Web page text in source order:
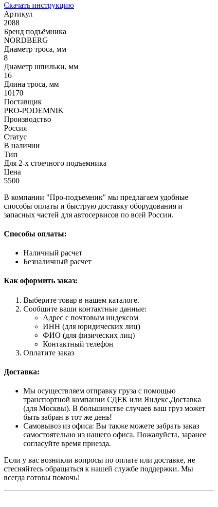
Скачать инструкцию
Артикул
2088
Бренд подъёмника
NORDBERG
Диаметр троса, мм
8
Диаметр шпильки, мм
16
Длина троса, мм
10170
Поставщик
PRO-PODEMNIK
Производство
Россия
Статус
В наличии
Тип
Для 2-х стоечного подъемника
Цена
5500
В компании "Про-подъемник" мы предлагаем удобные
способы оплаты и быструю доставку оборудования и
запасных частей для автосервисов по всей России.
Способы оплаты:
Наличный расчет
Безналичный расчет
Как оформить заказ:
Выберите товар в нашем каталоге.
Сообщите ваши контактные данные:
Адрес с почтовым индексом
ИНН (для юридических лиц)
ФИО (для физических лиц)
Контактный телефон
Оплатите заказ
Доставка:
Мы осуществляем отправку груза с помощью
транспортной компании СДЕК или Яндекс.Доставка
(для Москвы). В большинстве случаев ваш груз может
быть забран в тот же день!
Самовывоз из офиса: Вы также можете забрать заказ
самостоятельно из нашего офиса. Пожалуйста, заранее
согласуйте время приезда.
Если у вас возникли вопросы по оплате или доставке, не
стесняйтесь обращаться к нашей службе поддержки. Мы
всегда готовы помочь!